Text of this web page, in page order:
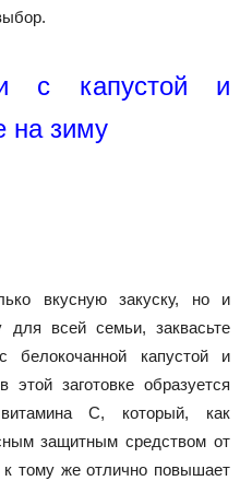
с капустой и
на зиму
вкусную закуску, но и
для всей семьи, заквасьте
капустой и
заготовке образуется
С, который, как
защитным средством от
тому же отлично повышает